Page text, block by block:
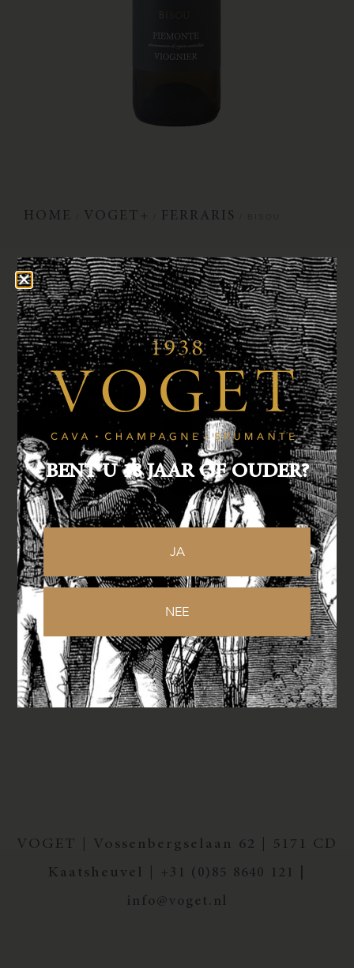
HOME VOGET+ FERRARIS
BISOU
€25,95
Bestellen
Specificaties
Druivensoorten:100% Viognier
Lagering:2/3 rvs vaten (12 maanden), 1/3 op
eikenhouten vaten (12 maanden), plus 18
maanden op fles
Alcohol:
Restsuiker:< 1,61 gram/liter
Aciditeit:5,64 gram/liter
Serveertemperatuur:8-12 °C
VOGET | Vossenbergselaan 62 | 5171 CD
Kaatsheuvel | +31 (0)85 8640 121 |
info@voget.nl
BENT U 18 JAAR OF OUDER?
JA
NEE